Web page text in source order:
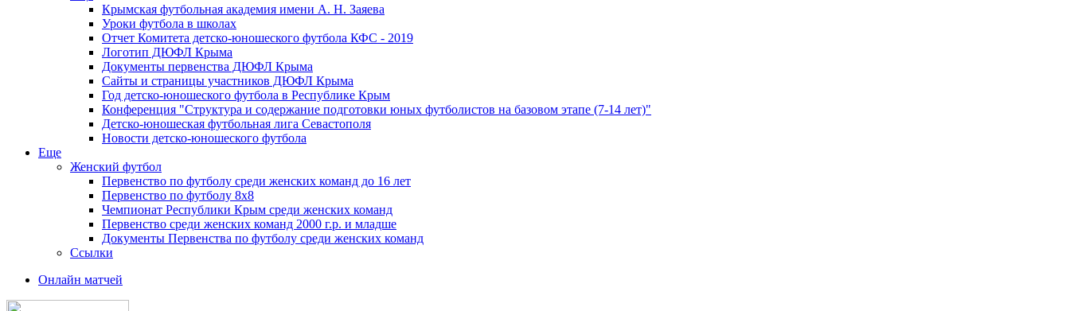
Крымская футбольная академия имени А. Н. Заяева
Уроки футбола в школах
Отчет Комитета детско-юношеского футбола КФС - 2019
Логотип ДЮФЛ Крыма
Документы первенства ДЮФЛ Крыма
Сайты и страницы участников ДЮФЛ Крыма
Год детско-юношеского футбола в Республике Крым
Конференция "Структура и содержание подготовки юных футболистов на базовом этапе (7-14 лет)"
Детско-юношеская футбольная лига Севастополя
Новости детско-юношеского футбола
Еще
Женский футбол
Первенство по футболу среди женских команд до 16 лет
Первенство по футболу 8х8
Чемпионат Республики Крым среди женских команд
Первенство среди женских команд 2000 г.р. и младше
Документы Первенства по футболу среди женских команд
Ссылки
Онлайн матчей